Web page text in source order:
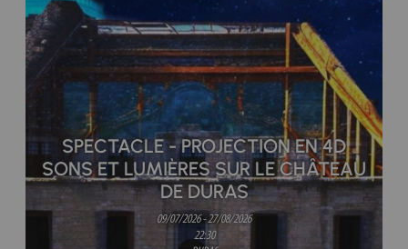
SPECTACLE - PROJECTION EN 4D
SONS ET LUMIÈRES SUR LE CHÂTEAU
DE DURAS
09/07/2026 - 27/08/2026
22:30